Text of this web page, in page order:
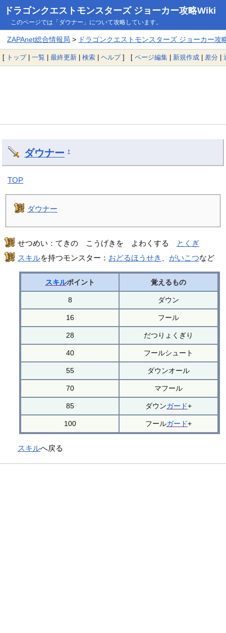
ドラゴンクエストモンスターズ ジョーカー攻略Wiki
このページでは「ダウナー」について攻略しています。
ZAPAnet総合情報局 > ドラゴンクエストモンスターズ ジョーカー攻
[ トップ| 一覧 | 最終更新 | 検索 | ヘルプ] [ ページ編集 | 新規作成 | 差分 |
ダウナー †
TOP
ダウナー
せつめい：てきの こうげきを よわくする
とくぎ
スキルを持つモンスター： おどるほうせき がいこつなど
スキルポイント 覚えるもの
8 ダウン
16 フール
28 だつりょくぎり
40 フールシュート
55 ダウンオール
70 マフール
85 ダウンガード+
100 フールガード+
スキルへ戻る